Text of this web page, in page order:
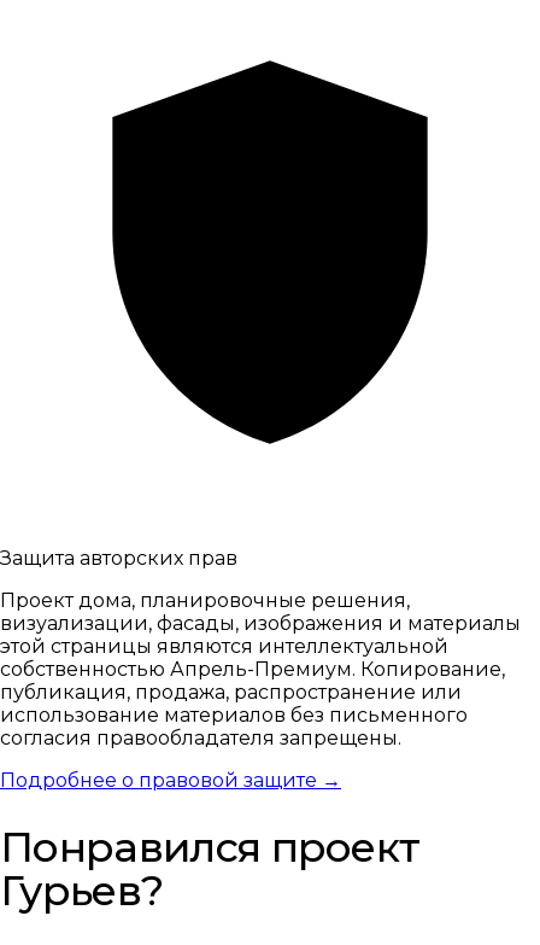
Защита авторских прав
Проект дома, планировочные решения,
визуализации, фасады, изображения и материалы
этой страницы являются интеллектуальной
собственностью Апрель-Премиум. Копирование,
публикация, продажа, распространение или
использование материалов без письменного
согласия правообладателя запрещены.
Подробнее о правовой защите →
Понравился проект
Гурьев?